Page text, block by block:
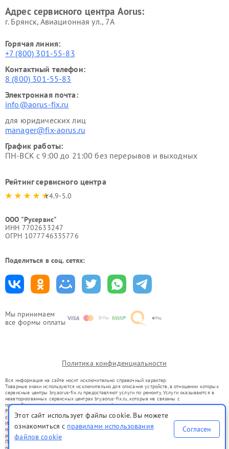
Мы принимаем
все формы оплаты
Адрес сервисного центра Aorus:
г. Брянск, Авиационная ул., 7А
Горячая линия:
+7 (800) 301-55-83
Контактный телефон:
8 (800) 301-55-83
Электронная почта:
info@aorus-fix.ru
для юридических лиц
manager@fix-aorus.ru
График работы:
ПН-ВСК с 9:00 до 21:00 без перерывов и выходных
Рейтинг сервисного центра
4.9-5.0
ООО "Русервис"
ИНН 7702633247
ОГРН 1077746335776
Поделиться в соц. сетях:
Политика конфиденциальности
Вся информация на сайте носит исключительно справочный характер.
Товарные знаки используются исключительно для описания устройств, в отношении которых
сервисные центры bry.aorus-fix.ru предоставляют услуги по ремонту. Услуги оказываются в
неавторизованных сервисных центрах bry.aorus-fix.ru, которые не связаны с
правообладателями товарных знаков или их официальными представителями.
Ремонт осуществляется для устройств, уже введенных в гражданский оборот в соответствии
со статьей 1487 ГК РФ.
Использование товарных знаков не преследует цели индивидуализации услуг или введения
потребителей в заблуждение, а служит для информирования о предоставляемых услугах по
ремонту техники указанных брендов.
Представленная на сайте информация не является публичной офертой, определяемой
Этот сайт использует файлы cookie. Вы можете
ознакомиться с правилами использования
файлов cookie
Согласен